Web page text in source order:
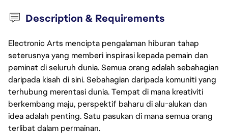
Description & Requirements
Electronic Arts mencipta pengalaman hiburan tahap
seterusnya yang memberi inspirasi kepada pemain dan
peminat di seluruh dunia. Semua orang adalah sebahagian
daripada kisah di sini. Sebahagian daripada komuniti yang
terhubung merentasi dunia. Tempat di mana kreativiti
berkembang maju, perspektif baharu di alu-alukan dan
idea adalah penting. Satu pasukan di mana semua orang
terlibat dalam permainan.